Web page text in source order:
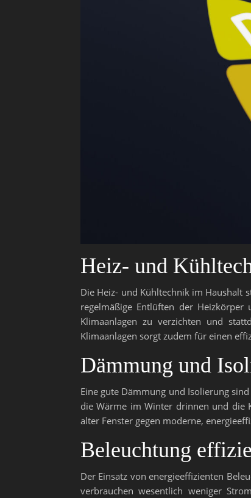
Heiz- und
Die Heiz- und Kühltechnik im Haushalt
regelmäßige Entlüften der
Klimaanlagen zu verzichten und
Klimaanlagen sorgt zudem für einen
Dämmung und
Eine gute Dämmung und Isolierung
die Wärme im Winter drinnen und die
alter Fenster gegen moderne,
Beleuchtung
Der Einsatz von energieeffizienten
verbrauchen wesentlich weniger